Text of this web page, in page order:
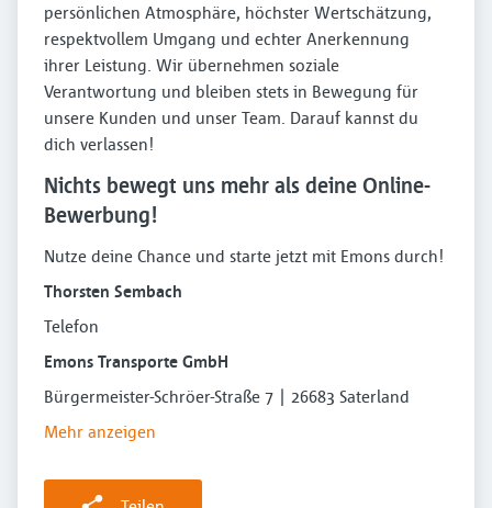
persönlichen Atmosphäre, höchster Wertschätzung,
respektvollem Umgang und echter Anerkennung
ihrer Leistung. Wir übernehmen soziale
Verantwortung und bleiben stets in Bewegung für
unsere Kunden und unser Team. Darauf kannst du
dich verlassen!
Nichts bewegt uns mehr als deine Online-
Bewerbung!
Nutze deine Chance und starte jetzt mit Emons durch!
Thorsten Sembach
Telefon
Emons Transporte GmbH
Bürgermeister-Schröer-Straße 7 | 26683 Saterland
Mehr anzeigen